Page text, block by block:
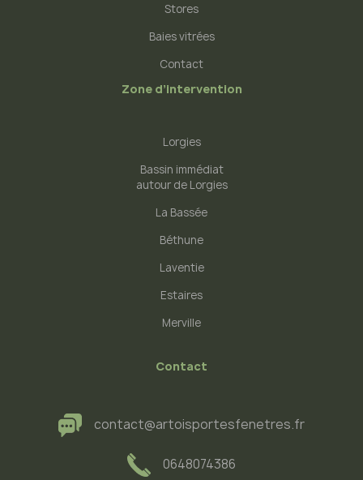
Stores
Baies vitrées
Contact
Zone d’intervention
Lorgies
Bassin immédiat
autour de Lorgies
La Bassée
Béthune
Laventie
Estaires
Merville
Contact
contact@artoisportesfenetres.fr
0648074386